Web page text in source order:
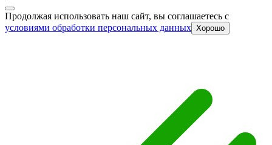
Продолжая использовать наш сайт, вы соглашаетесь c
условиями обработки персональных данных Хорошо